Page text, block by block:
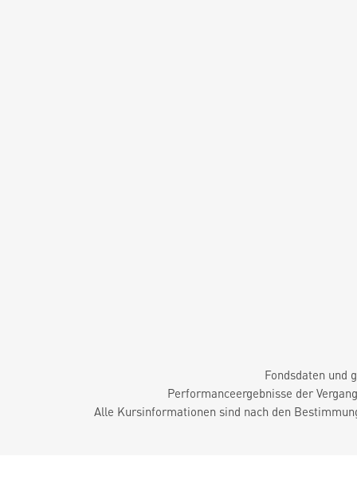
Fondsdaten und
Performanceergebnisse der
Alle Kursinformationen sind nach den